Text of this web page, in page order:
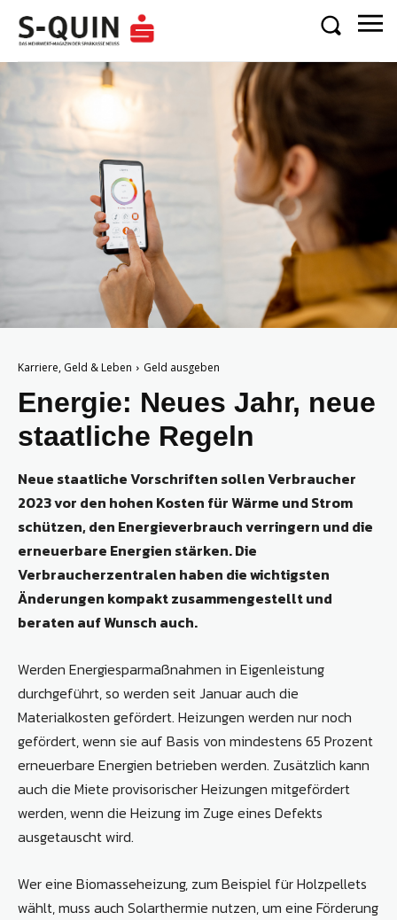
Karriere, Geld & Leben Geld ausgeben
Energie: Neues Jahr, neue
staatliche Regeln
Neue staatliche Vorschriften sollen Verbraucher
2023 vor den hohen Kosten für Wärme und Strom
schützen, den Energieverbrauch verringern und die
erneuerbare Energien stärken. Die
Verbraucherzentralen haben die wichtigsten
Änderungen kompakt zusammengestellt und
beraten auf Wunsch auch.
Werden Energiesparmaßnahmen in Eigenleistung
durchgeführt, so werden seit Januar auch die
Materialkosten gefördert. Heizungen werden nur noch
gefördert, wenn sie auf Basis von mindestens 65 Prozent
erneuerbare Energien betrieben werden. Zusätzlich kann
auch die Miete provisorischer Heizungen mitgefördert
werden, wenn die Heizung im Zuge eines Defekts
ausgetauscht wird.
Wer eine Biomasseheizung, zum Beispiel für Holzpellets
wählt, muss auch Solarthermie nutzen, um eine Förderung